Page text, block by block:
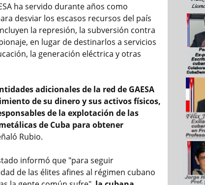
ha servido durante años como
desviar los escasos recursos del país
la represión, la subversión contra
en lugar de destinarlos a servicios
la generación eléctrica y otras
adicionales de la red de GAESA
de su dinero y sus activos físicos,
de la explotación de las
de Cuba para obtener
Rubio.
informó que "para seguir
de las élites afines al régimen cubano